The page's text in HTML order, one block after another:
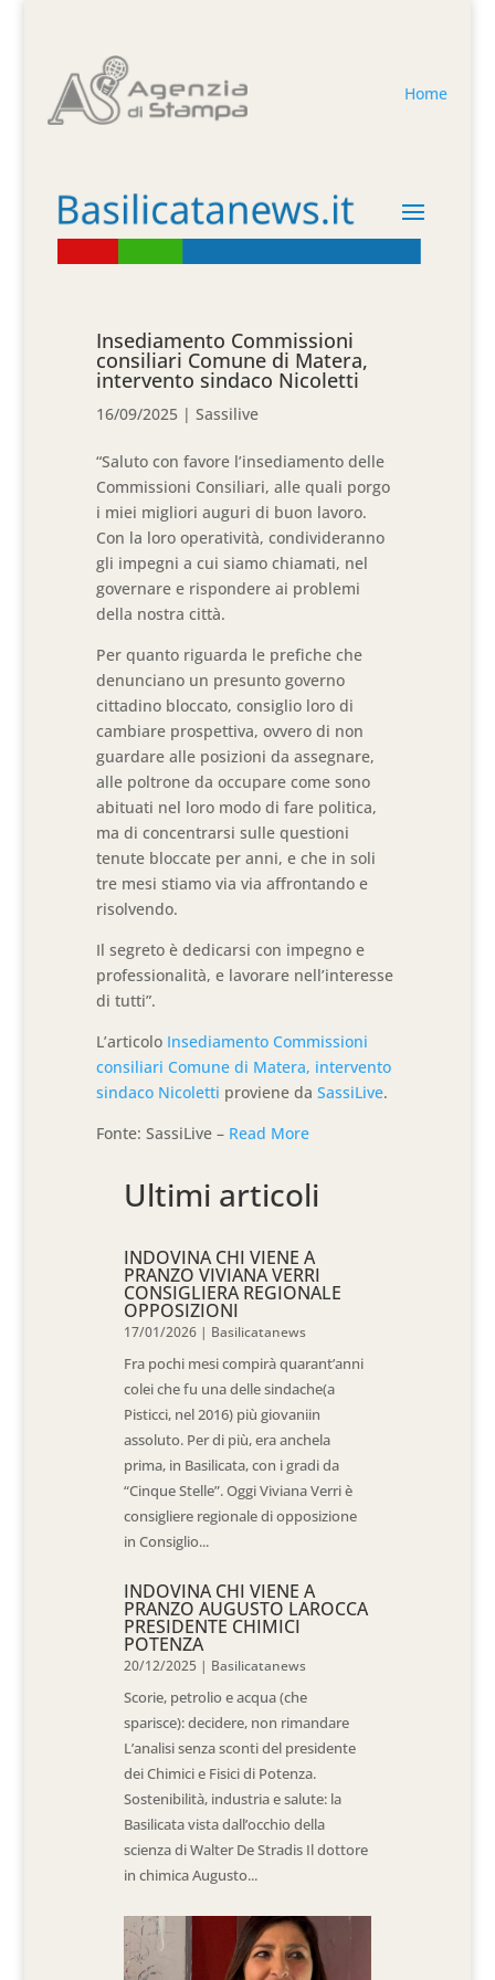
Home
Insediamento Commissioni
consiliari Comune di Matera,
intervento sindaco Nicoletti
16/09/2025 |Sassilive
“Saluto con favore l’insediamento delle
Commissioni Consiliari, alle quali porgo
i miei migliori auguri di buon lavoro.
Con la loro operatività, condivideranno
gli impegni a cui siamo chiamati, nel
governare e rispondere ai problemi
della nostra città.
Per quanto riguarda le prefiche che
denunciano un presunto governo
cittadino bloccato, consiglio loro di
cambiare prospettiva, ovvero di non
guardare alle posizioni da assegnare,
alle poltrone da occupare come sono
abituati nel loro modo di fare politica,
ma di concentrarsi sulle questioni
tenute bloccate per anni, e che in soli
tre mesi stiamo via via affrontando e
risolvendo.
Il segreto è dedicarsi con impegno e
professionalità, e lavorare nell’interesse
di tutti”.
L’articolo Insediamento Commissioni
consiliari Comune di Matera, intervento
sindaco Nicoletti proviene daSassiLive.
Fonte: SassiLive – Read More
Ultimi articoli
INDOVINA CHI VIENE A
PRANZO VIVIANA VERRI
CONSIGLIERA REGIONALE
OPPOSIZIONI
17/01/2026 | Basilicatanews
Fra pochi mesi compirà quarant’anni
colei che fu una delle sindache(a
Pisticci, nel 2016) più giovaniin
assoluto. Per di più, era anchela
prima, in Basilicata, con i gradi da
“Cinque Stelle”. Oggi Viviana Verri è
consigliere regionale di opposizione
in Consiglio...
INDOVINA CHI VIENE A
PRANZO AUGUSTO LAROCCA
PRESIDENTE CHIMICI
POTENZA
20/12/2025 | Basilicatanews
Scorie, petrolio e acqua (che
sparisce): decidere, non rimandare
L’analisi senza sconti del presidente
dei Chimici e Fisici di Potenza.
Sostenibilità, industria e salute: la
Basilicata vista dall’occhio della
scienza di Walter De Stradis Il dottore
in chimica Augusto...